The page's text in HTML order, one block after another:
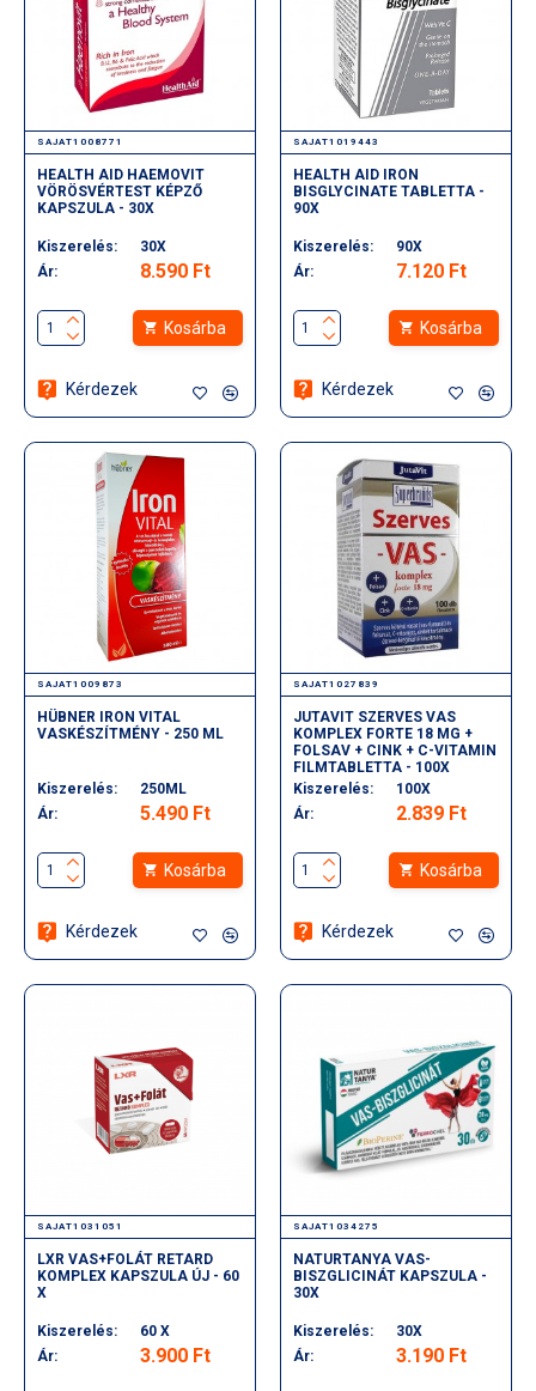
SAJAT1008771
HEALTH AID HAEMOVIT
VÖRÖSVÉRTEST KÉPZŐ
KAPSZULA - 30X
Kiszerelés:
30X
Ár:
8.590 Ft
Kosárba
Kérdezek
SAJAT1019443
HEALTH AID IRON
BISGLYCINATE TABLETTA -
90X
Kiszerelés:
90X
Ár:
7.120 Ft
Kosárba
Kérdezek
SAJAT1009873
HÜBNER IRON VITAL
VASKÉSZÍTMÉNY - 250 ML
Kiszerelés:
250ML
Ár:
5.490 Ft
Kosárba
Kérdezek
SAJAT1027839
JUTAVIT SZERVES VAS
KOMPLEX FORTE 18 MG +
FOLSAV + CINK + C-VITAMIN
FILMTABLETTA - 100X
Kiszerelés:
100X
Ár:
2.839 Ft
Kosárba
Kérdezek
SAJAT1031051
LXR VAS+FOLÁT RETARD
KOMPLEX KAPSZULA ÚJ - 60
X
Kiszerelés:
60 X
Ár:
3.900 Ft
SAJAT1034275
NATURTANYA VAS-
BISZGLICINÁT KAPSZULA -
30X
Kiszerelés:
30X
Ár:
3.190 Ft